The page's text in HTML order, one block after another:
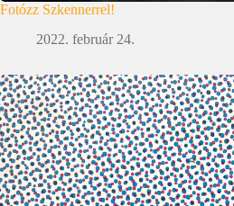
Fotózz Szkennerrel!
2022. február 24.